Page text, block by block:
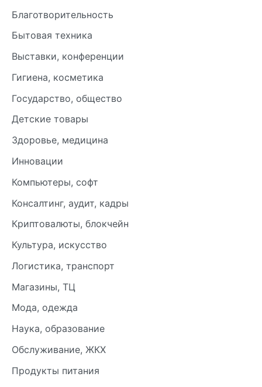
Благотворительность
Бытовая техника
Выставки, конференции
Гигиена, косметика
Государство, общество
Детские товары
Здоровье, медицина
Инновации
Компьютеры, софт
Консалтинг, аудит, кадры
Криптовалюты, блокчейн
Культура, искусство
Логистика, транспорт
Магазины, ТЦ
Мода, одежда
Наука, образование
Обслуживание, ЖКХ
Продукты питания